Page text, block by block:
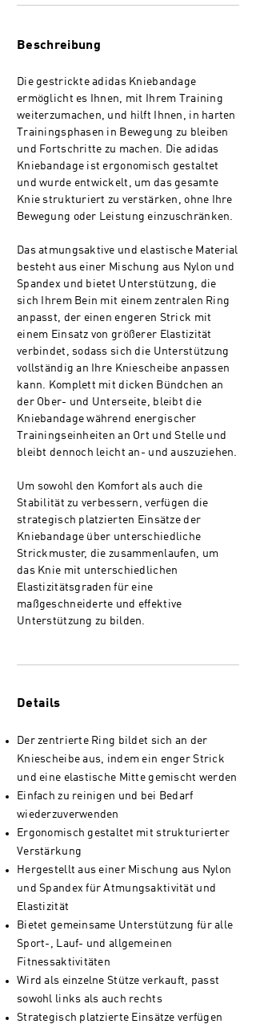
Beschreibung
Die gestrickte adidas Kniebandage
ermöglicht es Ihnen, mit Ihrem Training
weiterzumachen, und hilft Ihnen, in harten
Trainingsphasen in Bewegung zu bleiben
und Fortschritte zu machen. Die adidas
Kniebandage ist ergonomisch gestaltet
und wurde entwickelt, um das gesamte
Knie strukturiert zu verstärken, ohne Ihre
Bewegung oder Leistung einzuschränken.
Das atmungsaktive und elastische Material
besteht aus einer Mischung aus Nylon und
Spandex und bietet Unterstützung, die
sich Ihrem Bein mit einem zentralen Ring
anpasst, der einen engeren Strick mit
einem Einsatz von größerer Elastizität
verbindet, sodass sich die Unterstützung
vollständig an Ihre Kniescheibe anpassen
kann. Komplett mit dicken Bündchen an
der Ober- und Unterseite, bleibt die
Kniebandage während energischer
Trainingseinheiten an Ort und Stelle und
bleibt dennoch leicht an- und auszuziehen.
Um sowohl den Komfort als auch die
Stabilität zu verbessern, verfügen die
strategisch platzierten Einsätze der
Kniebandage über unterschiedliche
Strickmuster, die zusammenlaufen, um
das Knie mit unterschiedlichen
Elastizitätsgraden für eine
maßgeschneiderte und effektive
Unterstützung zu bilden.
Details
Der zentrierte Ring bildet sich an der
Kniescheibe aus, indem ein enger Strick
und eine elastische Mitte gemischt werden
Einfach zu reinigen und bei Bedarf
wiederzuverwenden
Ergonomisch gestaltet mit strukturierter
Verstärkung
Hergestellt aus einer Mischung aus Nylon
und Spandex für Atmungsaktivität und
Elastizität
Bietet gemeinsame Unterstützung für alle
Sport-, Lauf- und allgemeinen
Fitnessaktivitäten
Wird als einzelne Stütze verkauft, passt
sowohl links als auch rechts
Strategisch platzierte Einsätze verfügen